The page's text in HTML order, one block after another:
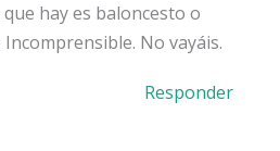
hay es baloncesto o
No vayáis.
Responder